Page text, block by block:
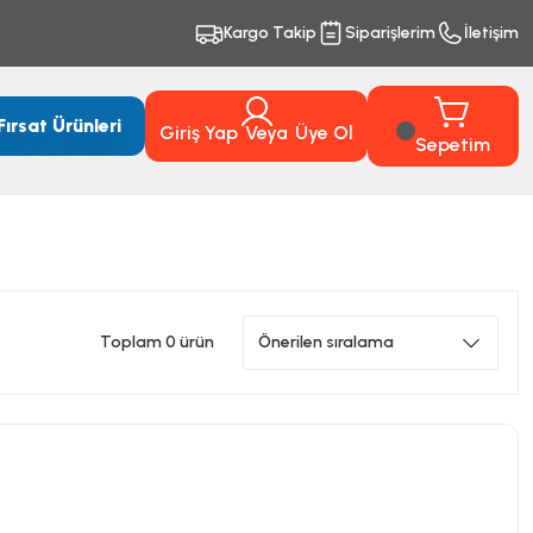
Kargo Takip Siparişlerim İletişim
Ürünleri Giriş Yap Veya Üye Ol
Sepetim
Toplam 0 ürün